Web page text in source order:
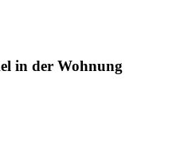
in der Wohnung